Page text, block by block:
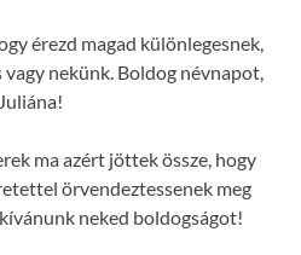
érezd magad különlegesnek,
nekünk. Boldog névnapot,
Juliána!
ma azért jöttek össze, hogy
örvendeztessenek meg
neked boldogságot!